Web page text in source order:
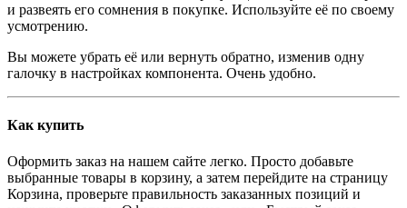
и развеять его сомнения в покупке. Используйте её по своему
усмотрению.
Вы можете убрать её или вернуть обратно, изменив одну
галочку в настройках компонента. Очень удобно.
Как купить
Оформить заказ на нашем сайте легко. Просто добавьте
выбранные товары в корзину, а затем перейдите на страницу
Корзина, проверьте правильность заказанных позиций и